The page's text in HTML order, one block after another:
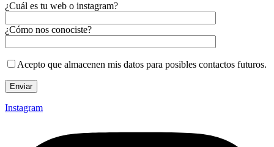
¿Cuál es tu web o instagram?
¿Cómo nos conociste?
Acepto que almacenen mis datos para posibles contactos futuros.
Instagram